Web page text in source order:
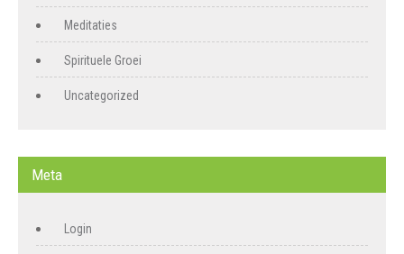
Meditaties
Spirituele Groei
Uncategorized
Meta
Login